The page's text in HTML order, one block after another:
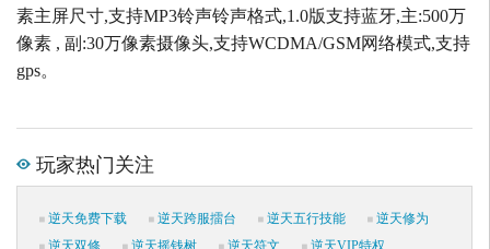
素主屏尺寸,支持MP3铃声铃声格式,1.0版支持蓝牙,主:500万
像素 , 副:30万像素摄像头,支持WCDMA/GSM网络模式,支持
gps。
玩家热门关注
逆天免费下载 逆天跨服擂台 逆天五行技能
逆天修为
逆天双修
逆天摇钱树 逆天符文
逆天VIP特权